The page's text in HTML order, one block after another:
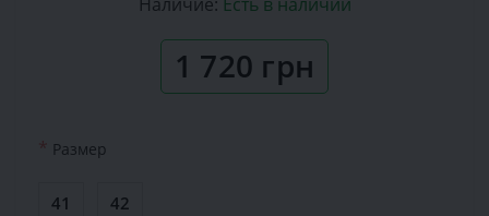
1 720 грн
* Размер
41 42